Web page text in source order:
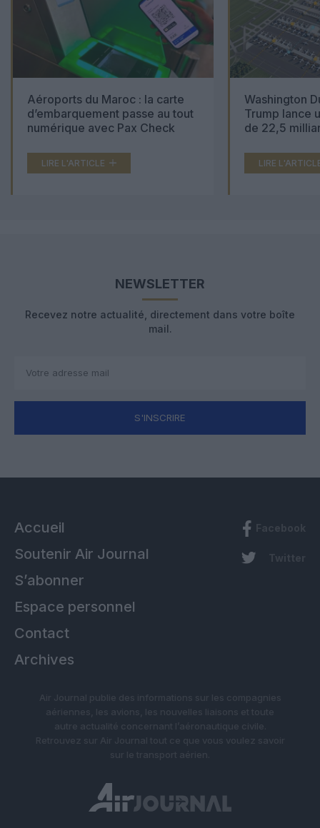
Aéroports du Maroc : la carte
d’embarquement passe au tout
numérique avec Pax Check
LIRE L'ARTICLE
Washington
Trump lance
de 22,5
LIRE
NEWSLETTER
Recevez notre actualité, directement dans votre boîte
mail.
S'INSCRIRE
Accueil
Soutenir Air Journal
S’abonner
Espace personnel
Contact
Archives